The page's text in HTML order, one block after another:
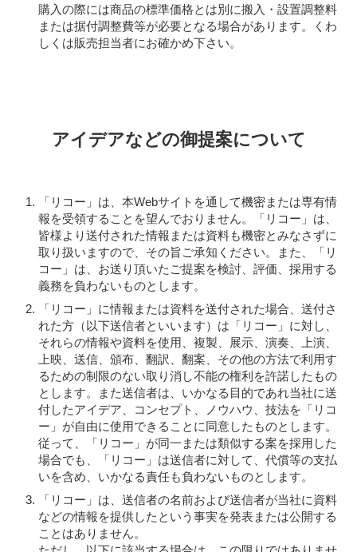
購入の際には商品の標準価格とは別に搬入・設置調整料
または据付調整費等が必要となる場合があります。くわ
しくは販売担当者にお確かめ下さい。
アイデアなどの御提案について
「リコー」は、本Webサイトを通して機密または専有情
報を受領することを望んでおりません。「リコー」は、
皆様より送付された情報または資料も機密とみなさずに
取り扱いますので、その旨ご承知ください。また、「リ
コー」は、お送り頂いたご提案を検討、評価、採用する
義務を負わないものとします。
「リコー」に情報または資料を送付された場合、送付さ
れた方（以下送信者といいます）は「リコー」に対し、
それらの情報や資料を使用、複製、展示、演奏、上演、
上映、送信、頒布、翻訳、翻案、その他の方法で利用す
るための制限のない取り消し不能の権利を許諾したもの
とします。また送信者は、いかなる目的であれ当社に送
付したアイデア、コンセプト、ノウハウ、技法を「リコ
ー」が自由に使用できることに同意したものとします。
従って、「リコー」が同一または類似する案を採用した
場合でも、「リコー」は送信者に対して、代償等の支払
いを含め、いかなる責任も負わないものとします。
「リコー」は、送信者の名前および送信者が当社に資料
などの情報を提供したという事実を発表または公開する
ことはありません。